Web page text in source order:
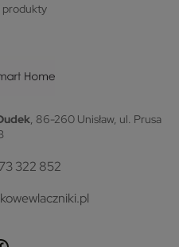
produkty
, 86-260 Unisław, ul. Prusa
322 852